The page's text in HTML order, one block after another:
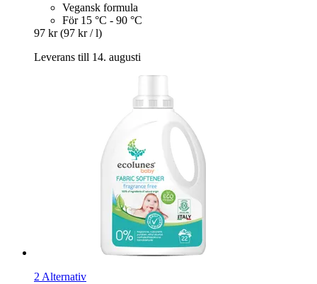
Vegansk formula
För 15 °C - 90 °C
97 kr (97 kr / l)
Leverans till 14. augusti
2 Alternativ